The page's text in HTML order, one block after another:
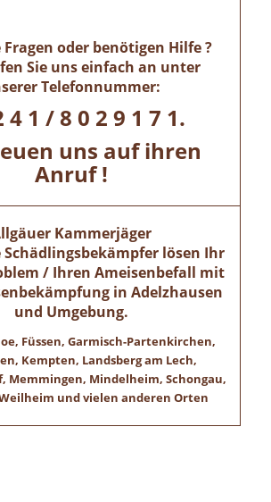
Fragen oder benötigen Hilfe ?
Sie uns einfach an unter
Telefonnummer:
4 1 / 8 0 2 9 1 7 1.
uns auf ihren
Anruf !
Kammerjäger
lösen Ihr
/ Ihren Ameisenbefall mit
in Adelzhausen
und Umgebung.
Füssen, Garmisch-Partenkirchen,
Kempten, Landsberg am Lech,
Memmingen, Mindelheim, Schongau,
und vielen anderen Orten